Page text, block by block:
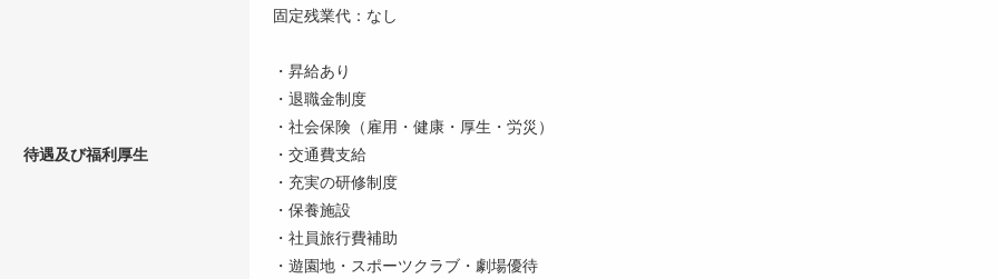
待遇及び福利厚生
固定残業代：なし
・昇給あり
・退職金制度
・社会保険（雇用・健康・厚生・労災）
・交通費支給
・充実の研修制度
・保養施設
・社員旅行費補助
・遊園地・スポーツクラブ・劇場優待